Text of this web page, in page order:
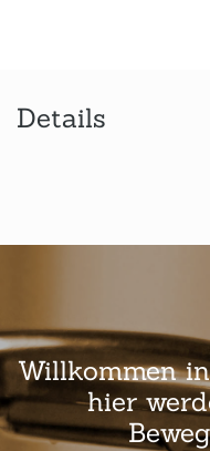
Details
Willkommen
hier